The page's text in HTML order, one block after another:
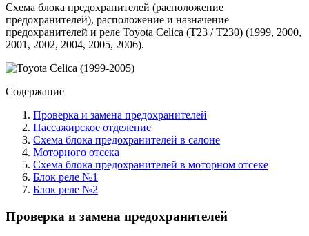
Схема блока предохранителей (расположение
предохранителей), расположение и назначение
предохранителей и реле Toyota Celica (T23 / T230) (1999, 2000,
2001, 2002, 2004, 2005, 2006).
Содержание
Проверка и замена предохранителей
Пассажирское отделение
Схема блока предохранителей в салоне
Моторного отсека
Схема блока предохранителей в моторном отсеке
Блок реле №1
Блок реле №2
Проверка и замена предохранителей